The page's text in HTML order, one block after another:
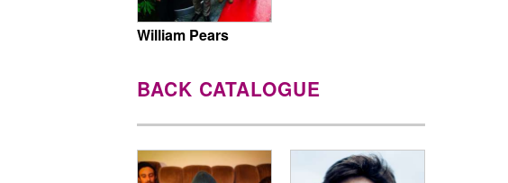
William Pears
BACK CATALOGUE